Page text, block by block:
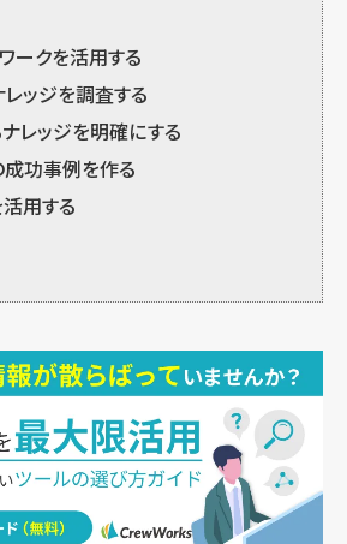
ークを活用する
ッジを調査する
レッジを明確にする
功事例を作る
用する